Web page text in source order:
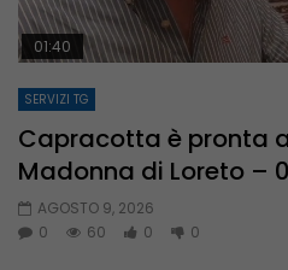
01:40
SERVIZI TG
Capracotta è pronta
Madonna di Loreto –
AGOSTO 9, 2026
0
60 0 0